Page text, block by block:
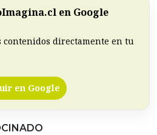
en Google
contenidos directamente en tu
en Google